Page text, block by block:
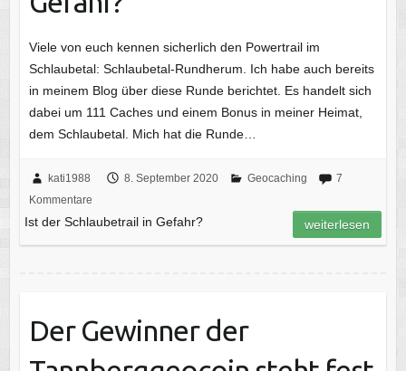
Viele von euch kennen sicherlich den Powertrail im
Schlaubetal: Schlaubetal-Rundherum. Ich habe auch bereits
in meinem Blog über diese Runde berichtet. Es handelt sich
dabei um 111 Caches und einem Bonus in meiner Heimat,
dem Schlaubetal. Mich hat die Runde…
kati1988 8. September 2020 Geocaching
7
Kommentare
Ist der Schlaubetrail in Gefahr? weiterlesen
Der Gewinner der